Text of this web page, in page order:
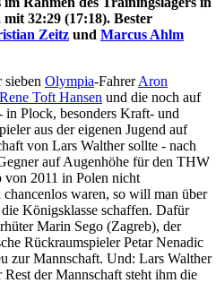
32:29 (17:18). Bester
Zeitz und Marcus Ahlm
Olympia-FahrerAron
Rene Toft Hansen und die noch auf
in Plock, besonders Kraft- und
aus der eigenen Jugend auf
von Lars Walther sollte - nach
auf Augenhöhe für den THW
2011 in Polen nicht
waren, so will man über
Königsklasse schaffen. Dafür
Marin Sego (Zagreb), der
Rückraumspieler Petar Nenadic
zur Mannschaft. Und: Lars Walther
der Mannschaft steht ihm die